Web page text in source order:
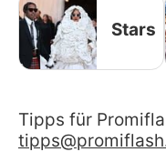
Stars
Tipps für